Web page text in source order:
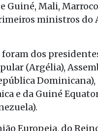
Guiné, Mali,
ministros do
foram dos
(Argélia),
Dominicana),
e da Guiné
Europeia, do